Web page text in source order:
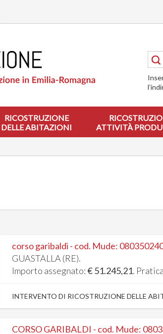
RICOSTRUZIONE
DELLE ABITAZIONI
ATTIVITÀ
corso garibaldi - cod. Mude:
GUASTALLA (RE).
Importo assegnato:€ 51.245,21.
INTERVENTO DI RICOSTRUZIONE DELLE
CORSO GARIBALDI - cod. Mude: